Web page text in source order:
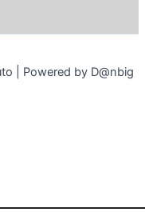
| Powered by D@nbig